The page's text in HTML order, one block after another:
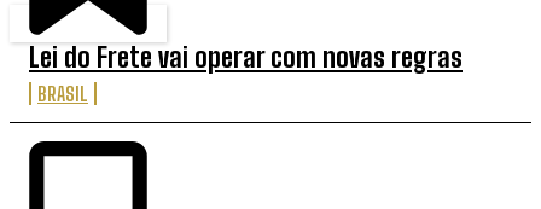
Lei do Frete vai operar com novas regras
BRASIL